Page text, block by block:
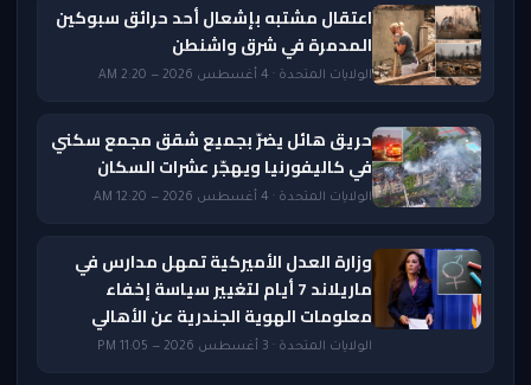
اعتقال مشتبه بإشعال أحد حرائق سبوكين
المدمرة في شرق واشنطن
الولايات المتحدة · 4 أغسطس 2026 — 2:20 AM
حريق هائل يضرّ بجميع شقق مجمع سكني
في كاليفورنيا ويهجّر عشرات السكان
الولايات المتحدة · 4 أغسطس 2026 — 12:20 AM
وزارة العدل الأميركية تمهل مدارس في
ماريلاند 7 أيام لتغيير سياسة إخفاء
معلومات الهوية الجندرية عن الأهالي
الولايات المتحدة · 3 أغسطس 2026 — 11:05 PM